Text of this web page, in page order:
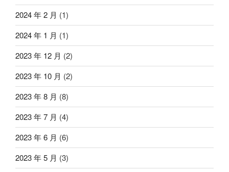
2024 年 2 月 (1)
2024 年 1 月 (1)
2023 年 12 月 (2)
2023 年 10 月 (2)
2023 年 8 月 (8)
2023 年 7 月 (4)
2023 年 6 月 (6)
2023 年 5 月 (3)